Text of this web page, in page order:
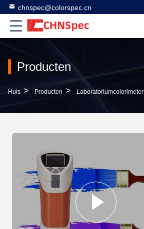
chnspec@colorspec.cn
Producten
Huis > Producten > Laboratoriumcolorimeter